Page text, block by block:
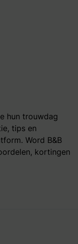
hun trouwdag
tips en
Word B&B
kortingen